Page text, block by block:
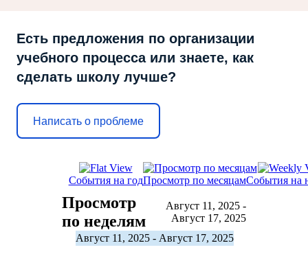
Есть предложения по организации
учебного процесса или знаете, как
сделать школу лучше?
Написать о проблеме
События на годПросмотр по месяцамСобытия на
Просмотр
по неделям
Август 11, 2025 -
Август 17, 2025
Август 11, 2025 - Август 17, 2025